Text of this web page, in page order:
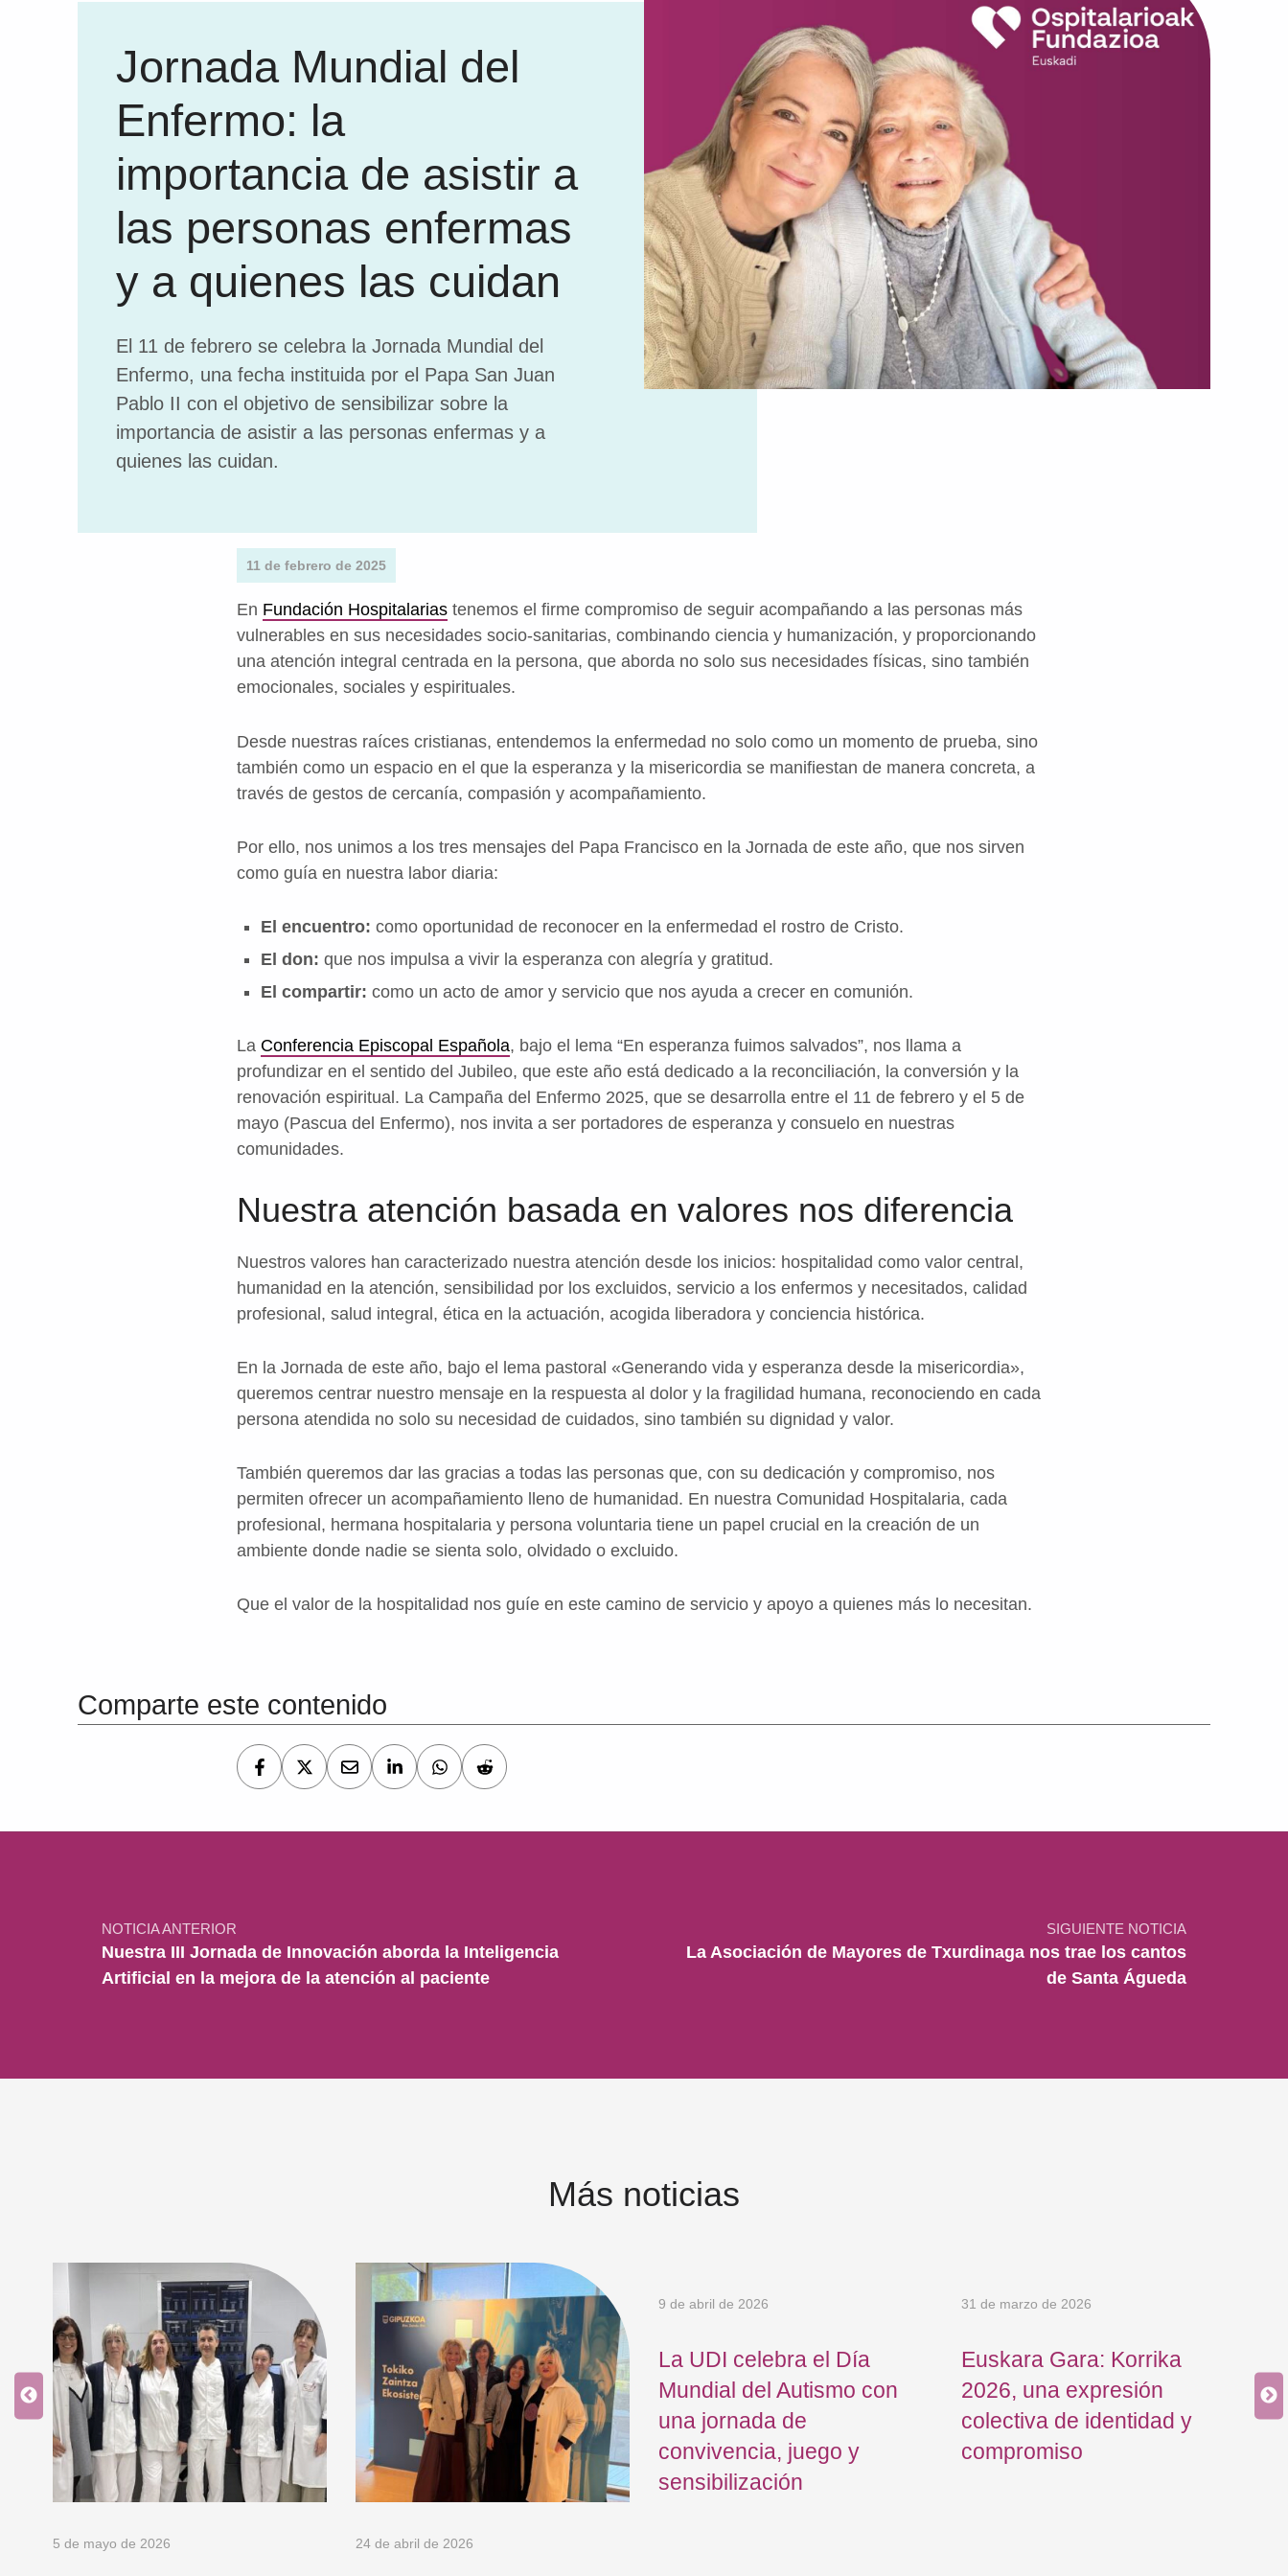
Jornada Mundial del
Enfermo: la
importancia de asistir a
las personas enfermas
y a quienes las cuidan
El 11 de febrero se celebra la Jornada Mundial del
Enfermo, una fecha instituida por el Papa San Juan
Pablo II con el objetivo de sensibilizar sobre la
importancia de asistir a las personas enfermas y a
quienes las cuidan.
11 de febrero de 2025
En Fundación Hospitalarias tenemos el firme compromiso de seguir acompañando a las personas más
vulnerables en sus necesidades socio-sanitarias, combinando ciencia y humanización, y proporcionando
una atención integral centrada en la persona, que aborda no solo sus necesidades físicas, sino también
emocionales, sociales y espirituales.
Desde nuestras raíces cristianas, entendemos la enfermedad no solo como un momento de prueba, sino
también como un espacio en el que la esperanza y la misericordia se manifiestan de manera concreta, a
través de gestos de cercanía, compasión y acompañamiento.
Por ello, nos unimos a los tres mensajes del Papa Francisco en la Jornada de este año, que nos sirven
como guía en nuestra labor diaria:
El encuentro: como oportunidad de reconocer en la enfermedad el rostro de Cristo.
El don: que nos impulsa a vivir la esperanza con alegría y gratitud.
El compartir: como un acto de amor y servicio que nos ayuda a crecer en comunión.
La Conferencia Episcopal Española, bajo el lema “En esperanza fuimos salvados”, nos llama a
profundizar en el sentido del Jubileo, que este año está dedicado a la reconciliación, la conversión y la
renovación espiritual. La Campaña del Enfermo 2025, que se desarrolla entre el 11 de febrero y el 5 de
mayo (Pascua del Enfermo), nos invita a ser portadores de esperanza y consuelo en nuestras
comunidades.
Nuestra atención basada en valores nos diferencia
Nuestros valores han caracterizado nuestra atención desde los inicios: hospitalidad como valor central,
humanidad en la atención, sensibilidad por los excluidos, servicio a los enfermos y necesitados, calidad
profesional, salud integral, ética en la actuación, acogida liberadora y conciencia histórica.
En la Jornada de este año, bajo el lema pastoral «Generando vida y esperanza desde la misericordia»,
queremos centrar nuestro mensaje en la respuesta al dolor y la fragilidad humana, reconociendo en cada
persona atendida no solo su necesidad de cuidados, sino también su dignidad y valor.
También queremos dar las gracias a todas las personas que, con su dedicación y compromiso, nos
permiten ofrecer un acompañamiento lleno de humanidad. En nuestra Comunidad Hospitalaria, cada
profesional, hermana hospitalaria y persona voluntaria tiene un papel crucial en la creación de un
ambiente donde nadie se sienta solo, olvidado o excluido.
Que el valor de la hospitalidad nos guíe en este camino de servicio y apoyo a quienes más lo necesitan.
Comparte este contenido
NOTICIA ANTERIOR
Nuestra III Jornada de Innovación aborda la Inteligencia
Artificial en la mejora de la atención al paciente
SIGUIENTE NOTICIA
La Asociación de Mayores de Txurdinaga nos trae los cantos
de Santa Águeda
Más noticias
5 de mayo de 2026 24 de abril de 2026
9 de abril de 2026
La UDI celebra el Día
Mundial del Autismo con
una jornada de
convivencia, juego y
sensibilización
31 de marzo de 2026
Euskara Gara: Korrika
2026, una expresión
colectiva de identidad y
compromiso